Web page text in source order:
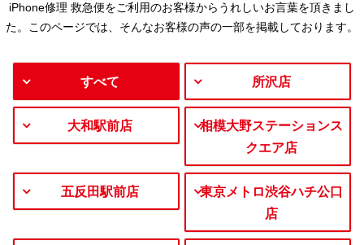
iPhone修理 救急便をご利用のお客様からうれしいお言葉を頂きまし
た。
このページでは、そんなお客様の声の一部を掲載しております。
すべて 所沢店
大和駅前店
相模大野ステーションス
クエア店
五反田駅前店
東京メトロ渋谷ハチ公口
店